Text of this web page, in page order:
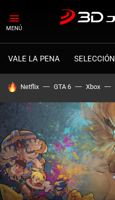
MENÚ
VALE LA PENA SELECCIÓN
HOY SE HABLA DE
Netflix GTA 6 Xbox